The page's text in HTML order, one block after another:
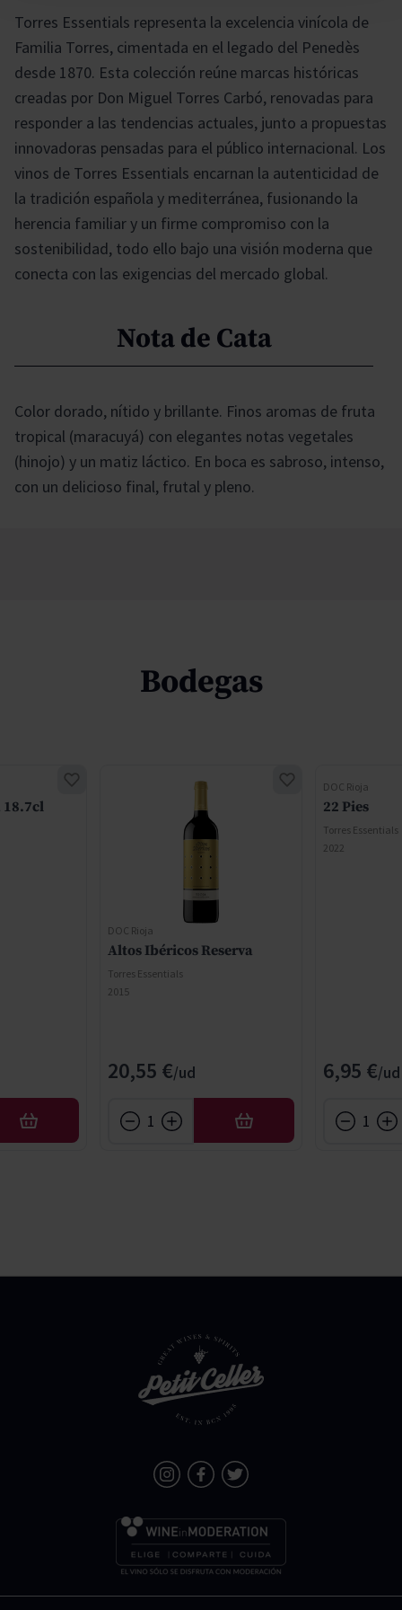
Torres Essentials representa la excelencia vinícola de
Familia Torres, cimentada en el legado del Penedès
desde 1870. Esta colección reúne marcas históricas
creadas por Don Miguel Torres Carbó, renovadas para
responder a las tendencias actuales, junto a propuestas
innovadoras pensadas para el público internacional. Los
vinos de Torres Essentials encarnan la autenticidad de
la tradición española y mediterránea, fusionando la
herencia familiar y un firme compromiso con la
sostenibilidad, todo ello bajo una visión moderna que
conecta con las exigencias del mercado global.
Nota de Cata
Color dorado, nítido y brillante. Finos aromas de fruta
tropical (maracuyá) con elegantes notas vegetales
(hinojo) y un matiz láctico. En boca es sabroso, intenso,
con un delicioso final, frutal y pleno.
Bodegas
18.7cl
AÑADIR
DOC Rioja
Altos Ibéricos Reserva
Torres Essentials
2015
20,55 €
AÑADIR
DOC Rioja
22 Pies
Torres Essentials
2022
6,95 €